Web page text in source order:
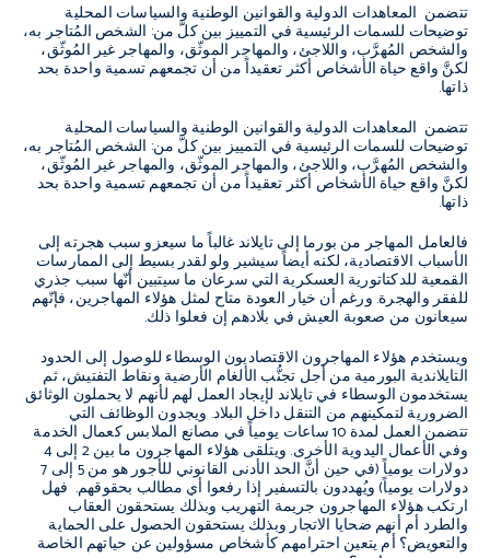
تتضمن المعاهدات الدولية والقوانين الوطنية والسياسات المحلية
توضيحات للسمات الرئيسية في التمييز بين كلّ من: الشخص المُتاجر به،
والشخص المُهرَّب، واللاجئ، والمهاجر الموثّق، والمهاجر غير المُوثّق،
لكنَّ واقع حياة الأشخاص أكثر تعقيداً من أن تجمعهم تسمية واحدة بحد
ذاتها.
تتضمن المعاهدات الدولية والقوانين الوطنية والسياسات المحلية
توضيحات للسمات الرئيسية في التمييز بين كلّ من: الشخص المُتاجر به،
والشخص المُهرَّب، واللاجئ، والمهاجر الموثّق، والمهاجر غير المُوثّق،
لكنَّ واقع حياة الأشخاص أكثر تعقيداً من أن تجمعهم تسمية واحدة بحد
ذاتها.
فالعامل المهاجر من بورما إلى تايلاند غالباً ما سيعزو سبب هجرته إلى
الأسباب الاقتصادية، لكنه أيضاً سيشير ولو لقدر بسيط إلى الممارسات
القمعية للدكتاتورية العسكرية التي سرعان ما سيتبين أنّها سبب جذري
للفقر والهجرة. ورغم أن خيار العودة متاح لمثل هؤلاء المهاجرين، فإنّهم
سيعانون من صعوبة العيش في بلادهم إن فعلوا ذلك.
ويستخدم هؤلاء المهاجرون الاقتصاديون الوسطاء للوصول إلى الحدود
التايلاندية البورمية من أجل تجنُّب الألغام الأرضية ونقاط التفتيش، ثم
يستخدمون الوسطاء في تايلاند لإيجاد العمل لهم لأنهم لا يحملون الوثائق
الضرورية لتمكينهم من التنقل داخل البلاد. ويجدون الوظائف التي
تتضمن العمل لمدة 10 ساعات يومياً في مصانع الملابس كعمال الخدمة
وفي الأعمال اليدوية الأخرى. ويتلقى هؤلاء المهاجرون ما بين 2 إلى 4
دولارات يومياً (في حين أنَّ الحد الأدنى القانوني للأجور هو من 5 إلى 7
دولارات يومياً) ويُهددون بالتسفير إذا رفعوا أي مطالب بحقوقهم. فهل
ارتكب هؤلاء المهاجرون جريمة التهريب وبذلك يستحقون العقاب
والطرد أم أنهم ضحايا الاتجار وبذلك يستحقون الحصول على الحماية
والتعويض؟ أم يتعين احترامهم كأشخاص مسؤولين عن حياتهم الخاصة